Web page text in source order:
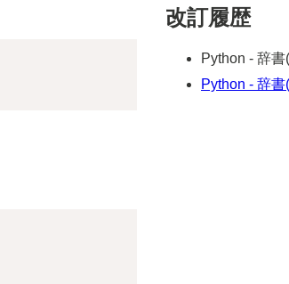
改訂履歴
Python - 辞
Python - 辞